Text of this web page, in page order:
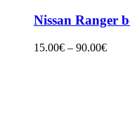
Nissan Ranger
15.00€ – 90.00€